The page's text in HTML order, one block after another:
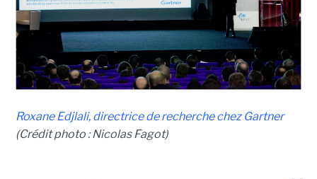
Roxane Edjlali, directrice de recherche chez Gartner
(Crédit photo : Nicolas Fagot)